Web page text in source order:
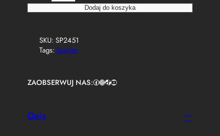
o
ś
e
o
Dodaj do koszyka
SKU: SP2451
Tags: Spoiler
ZAOBSERWUJ NAS:Facebook https://www.instagram.com/tuningbaza.pl https://www.tiktok.com/@tuningbaza.pl YouTube
Opis